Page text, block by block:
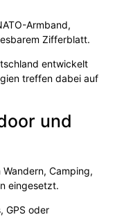
Armband,
Zifferblatt.
entwickelt
treffen dabei auf
und
Camping,
eingesetzt.
GPS oder